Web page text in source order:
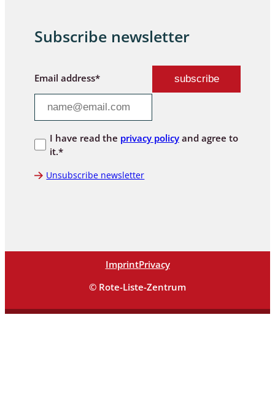
Subscribe newsletter
Email address*
I have read the privacy policyand agree to
it.*
Unsubscribe newsletter
ImprintPrivacy
© Rote-Liste-Zentrum